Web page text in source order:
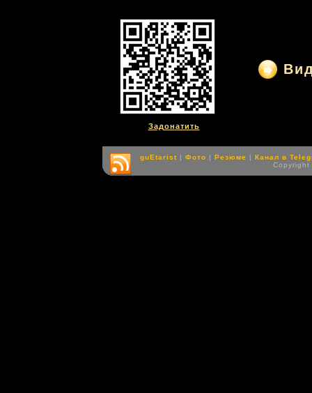
Задонатить
guEtarist | Фото | Резюме | Канал в